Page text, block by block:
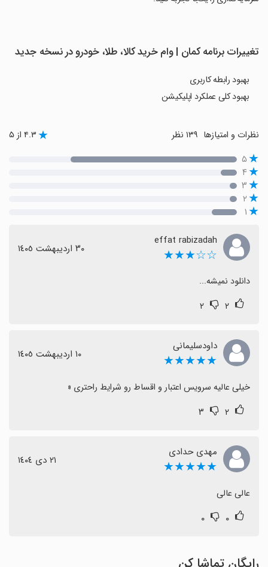
تغییرات برنامه ‏کمان | وام خرید کالا، طلا، خودرو در نسخه جدید
بهبود رابطه کاربری
بهبود کلی عملکرد اپلیکیشن
نظرات و امتیازها ۴.۳ از ۵
۵
۴
۳
۲
۱
effat rabizadah
☆☆★★★ ٣٠ اردیبهشت ١٤٠٥
دانلود نمیشه...
۲ ۲
داودسلیمانی
★★★★★ ١٠ اردیبهشت ١٤٠٥
خیلی عالیه سرویس اعتبار و اقساط رو شرایط راحتری «
۲ ۳
مهدی حدادی
★★★★★ ٢١ دی ١٤٠٤
عالی عالی
۰ ۰